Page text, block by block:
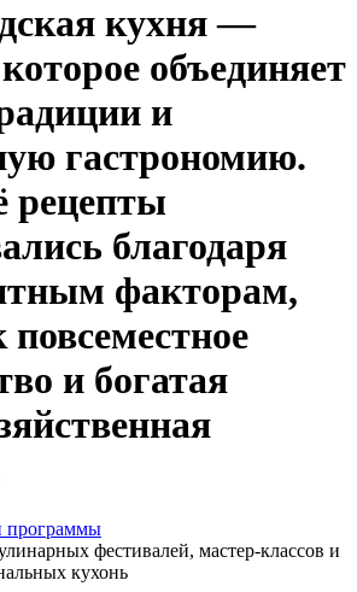
кухня —
объединяет
и
гастрономию.
рецепты
благодаря
факторам,
и богатая
программы
фестивалей, мастер-классов и
кухонь